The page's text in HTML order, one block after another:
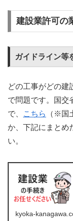
建設業許可の
ガイドライン等
どの工事がどの建
で問題です。国交
で、
こちら
（※国
か、下記にまとめ
い。
kyoka-